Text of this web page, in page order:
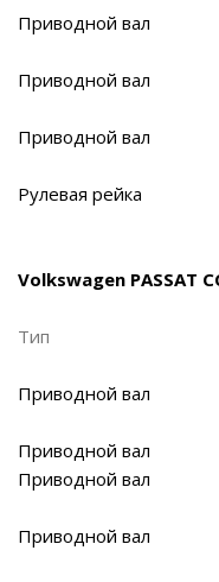
Приводной вал
Приводной вал
Приводной вал
Рулевая рейка
Volkswagen PASSAT
Тип
Приводной вал
Приводной вал
Приводной вал
Приводной вал